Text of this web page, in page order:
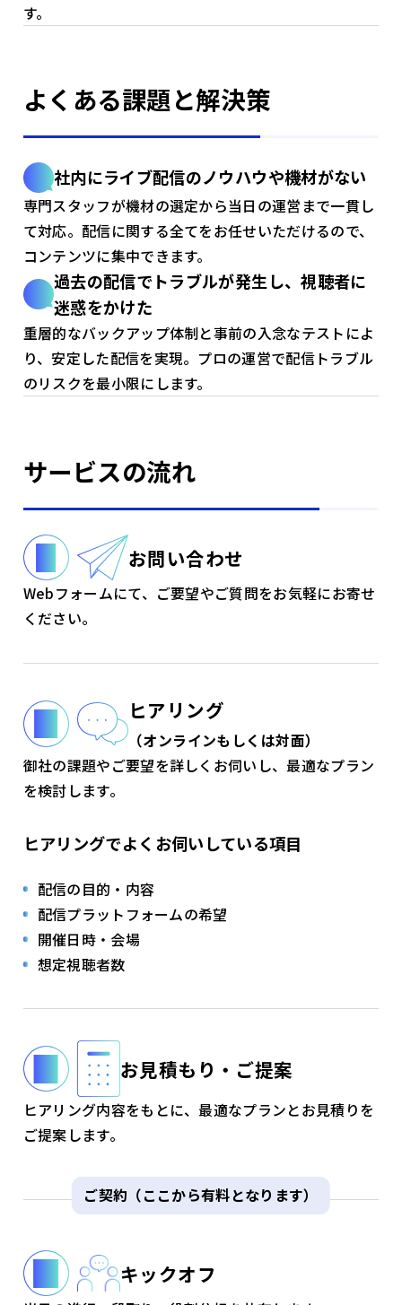
す。
よくある課題と解決策
社内にライブ配信のノウハウや機材がない
専門スタッフが機材の選定から当日の運営まで一貫し
て対応。配信に関する全てをお任せいただけるので、
コンテンツに集中できます。
過去の配信でトラブルが発生し、視聴者に
迷惑をかけた
重層的なバックアップ体制と事前の入念なテストによ
り、安定した配信を実現。プロの運営で配信トラブル
のリスクを最小限にします。
サービスの流れ
お問い合わせ
Webフォームにて、ご要望やご質問をお気軽にお寄せ
ください。
ヒアリング
（オンラインもしくは対面）
御社の課題やご要望を詳しくお伺いし、最適なプラン
を検討します。
ヒアリングでよくお伺いしている項目
配信の目的・内容
配信プラットフォームの希望
開催日時・会場
想定視聴者数
お見積もり・ご提案
ヒアリング内容をもとに、最適なプランとお見積りを
ご提案します。
ご契約（ここから有料となります）
キックオフ